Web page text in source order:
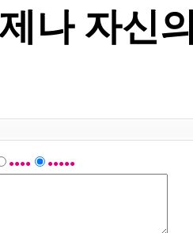
나 자신
●●●● ●●●●●